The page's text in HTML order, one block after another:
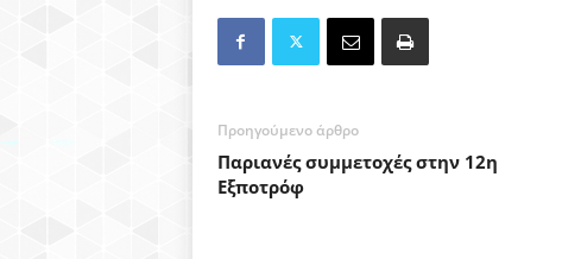
Προηγούμενο άρθρο
Παριανές συμμετοχές στην 12η
Εξποτρόφ